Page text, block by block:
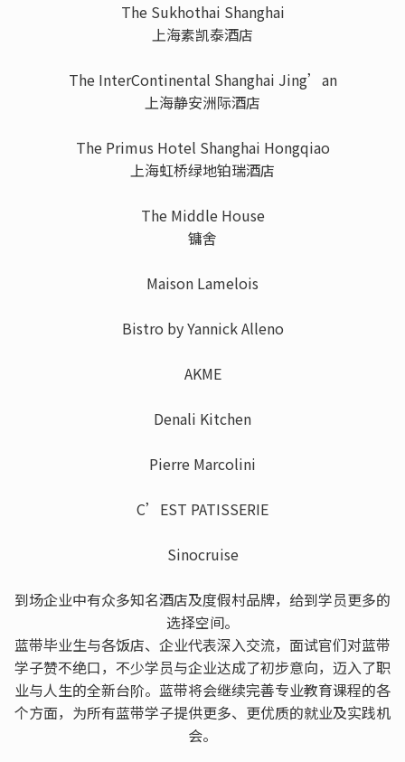
The Sukhothai Shanghai
上海素凯泰酒店
The InterContinental Shanghai Jing’an
上海静安洲际酒店
The Primus Hotel Shanghai Hongqiao
上海虹桥绿地铂瑞酒店
The Middle House
镛舍
Maison Lamelois
Bistro by Yannick Alleno
AKME
Denali Kitchen
Pierre Marcolini
C’EST PATISSERIE
Sinocruise
到场企业中有众多知名酒店及度假村品牌，给到学员更多的
选择空间。
蓝带毕业生与各饭店、企业代表深入交流，面试官们对蓝带
学子赞不绝口，不少学员与企业达成了初步意向，迈入了职
业与人生的全新台阶。蓝带将会继续完善专业教育课程的各
个方面，为所有蓝带学子提供更多、更优质的就业及实践机
会。